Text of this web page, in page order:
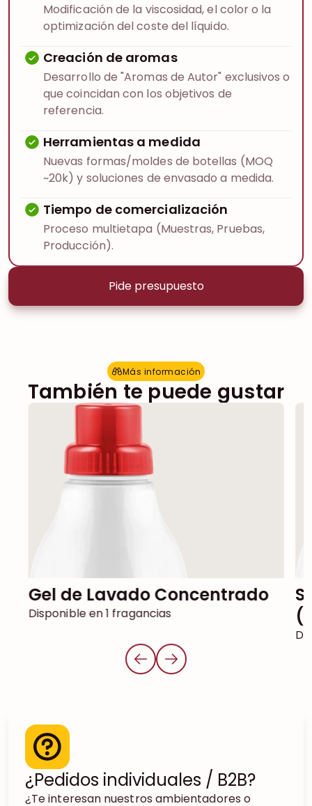
Modificación de la viscosidad, el color o la
optimización del coste del líquido.
Creación de aromas
Desarrollo de "Aromas de Autor" exclusivos o
que coincidan con los objetivos de
referencia.
Herramientas a medida
Nuevas formas/moldes de botellas (MOQ
~20k) y soluciones de envasado a medida.
Tiempo de comercialización
Proceso multietapa (Muestras, Pruebas,
Producción).
Pide presupuesto
Más información
Más información
También te puede gustar
Gel de Lavado Concentrado
Disponible en 1 fragancias
Suavizante para la ropa
¿Pedidos individuales / B2B?
¿Te interesan nuestros ambientadores o